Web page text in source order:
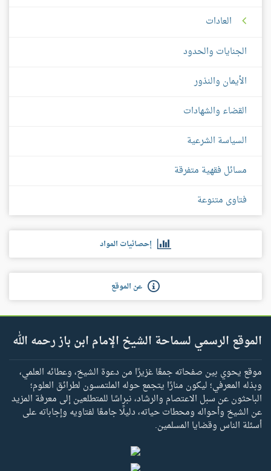
العادات
الجنايات والحدود
الأيمان والنذور
القضاء والشهادات
السياسة الشرعية
مسائل فقهية متفرقة
فتاوى متنوعة
إحصائيات المواد
عن الموقع
الموقع الرسمي لسماحة الشيخ الإمام ابن باز رحمه الله
موقع يحوي بين صفحاته جمعًا غزيرًا من دعوة الشيخ، وعطائه العلمي،
وبذله المعرفي؛ ليكون منارًا يتجمع حوله الملتمسون لطرائق العلوم؛
الباحثون عن سبل الاعتصام والرشاد، نبراسًا للمتطلعين إلى معرفة المزيد
عن الشيخ وأحواله ومحطات حياته، دليلًا جامعًا لفتاويه وإجاباته على
أسئلة الناس وقضايا المسلمين.